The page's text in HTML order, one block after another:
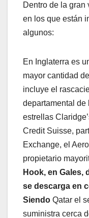
Dentro de la gran
en los que están
algunos:
En Inglaterra es
mayor cantidad
incluye el
departamental de
estrellas
Credit Suisse,
Exchange, el
propietario
Hook, en Gales,
se descarga en
Siendo Qatar el
suministra cerca